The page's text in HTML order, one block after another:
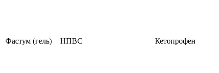
Фастум (гель) НПВС Кетопрофен